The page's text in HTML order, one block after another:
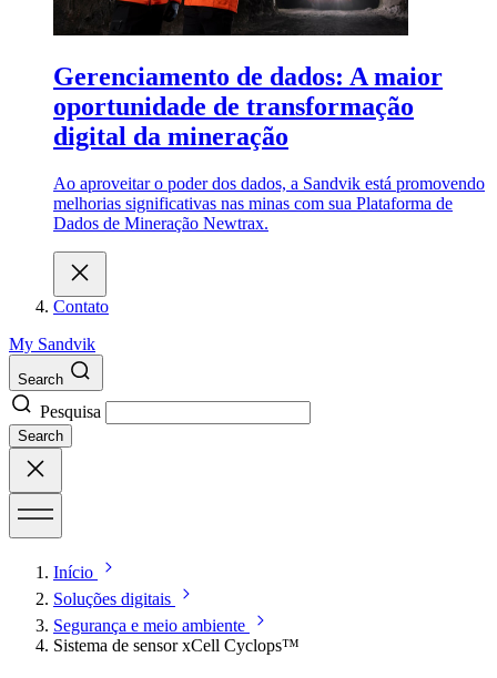
Gerenciamento de dados: A maior
oportunidade de transformação
digital da mineração
Ao aproveitar o poder dos dados, a Sandvik está promovendo
melhorias significativas nas minas com sua Plataforma de
Dados de Mineração Newtrax.
Contato
My Sandvik
Search
Pesquisa
Search
Início
Soluções digitais
Segurança e meio ambiente
Sistema de sensor xCell Cyclops™